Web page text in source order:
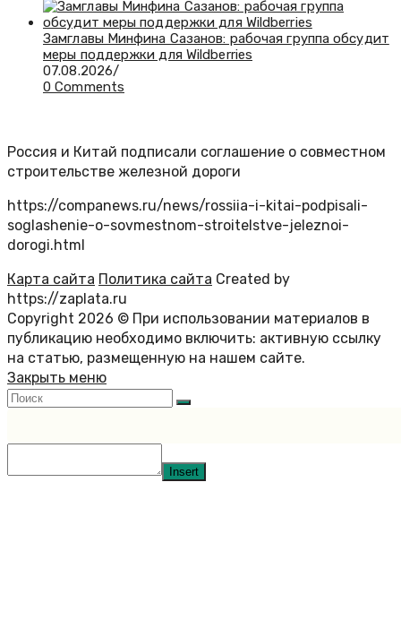
Замглавы Минфина Сазанов: рабочая группа обсудит
меры поддержки для Wildberries
07.08.2026/
0 Comments
Россия и Китай подписали соглашение о совместном
строительстве железной дороги
https://companews.ru/news/rossiia-i-kitai-podpisali-
soglashenie-o-sovmestnom-stroitelstve-jeleznoi-
dorogi.html
Карта сайта Политика сайта Created by
https://zaplata.ru
Copyright 2026 © При использовании материалов в
публикацию необходимо включить: активную ссылку
на статью, размещенную на нашем сайте.
Закрыть меню
Insert